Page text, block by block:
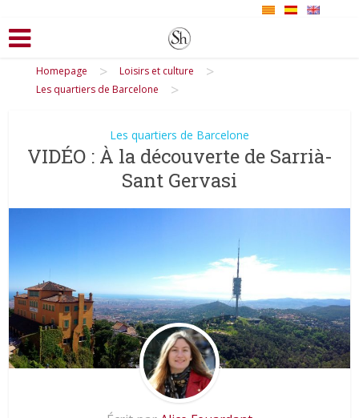
Homepage > Loisirs et culture >
Les quartiers de Barcelone >
Les quartiers de Barcelone
VIDÉO : À la découverte de Sarrià-
Sant Gervasi